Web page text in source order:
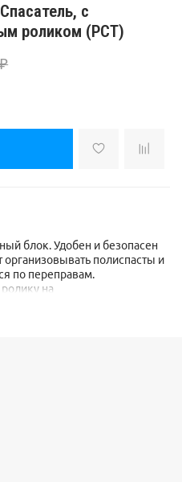
с
роликом (РСТ)
₽
блок. Удобен и безопасен
полиспасты и
по переправам.
на
перемычке, соединяющей